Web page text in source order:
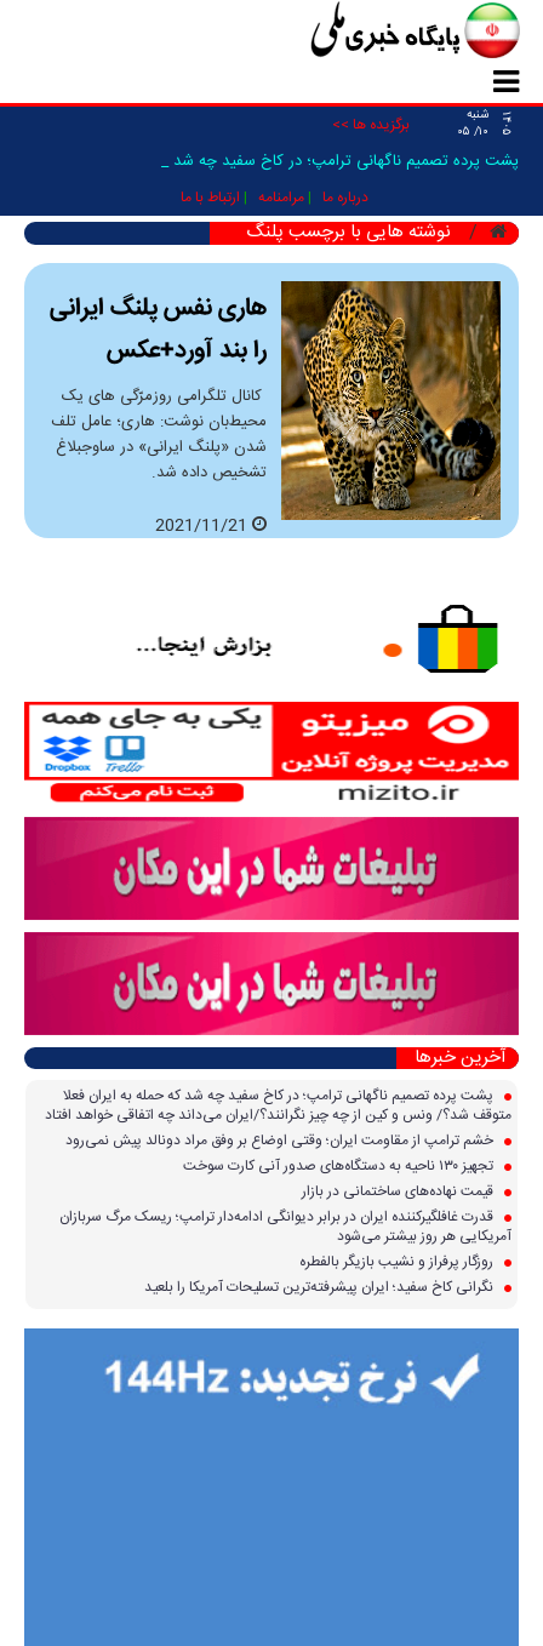
۱۴۰۵
شنبه
۱۰/ ۰۵
برگزیده ها >>
پشت پرده تصمیم ناگهانی ترامپ؛ در کاخ سفید چه شد که _
درباره ما مرامنامه ارتباط با ما
نوشته هایی با برچسب پلنگ
هاری نفس پلنگ ایرانی
را بند آورد+عکس
کانال تلگرامی روزمرّگی های یک
محیط‌بان نوشت: هاری؛ عامل تلف
شدن «پلنگ ایرانی» در ساوجبلاغ
تشخیص داده شد.
آخرین خبرها
پشت پرده تصمیم ناگهانی ترامپ؛ در کاخ سفید چه شد که حمله به ایران فعلا
متوقف شد؟/ ونس و کین از چه چیز نگرانند؟/ایران می‌داند چه اتفاقی خواهد افتاد
خشم ترامپ از مقاومت ایران؛ وقتی اوضاع بر وفق مراد دونالد پیش نمی‌رود
تجهیز ۱۳۰ ناحیه به دستگاه‌های صدور آنی کارت سوخت
قیمت نهاده‌های ساختمانی در بازار
قدرت غافلگیرکننده ایران در برابر دیوانگی ادامه‌دار ترامپ؛ ریسک مرگ سربازان
آمریکایی هر روز بیشتر می‌شود
روزگار پرفراز و نشیب بازیگر بالفطره
نگرانی کاخ سفید؛ ایران پیشرفته‌ترین تسلیحات آمریکا را بلعید